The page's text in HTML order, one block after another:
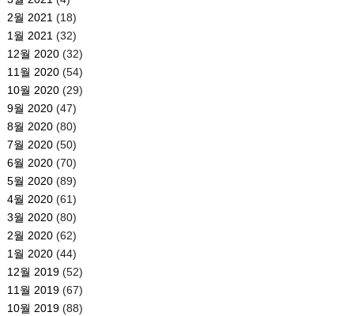
2월 2021 (18)
1월 2021 (32)
12월 2020(32)
11월 2020(54)
10월 2020(29)
9월 2020(47)
8월 2020(80)
7월 2020(50)
6월 2020(70)
5월 2020(89)
4월 2020(61)
3월 2020(80)
2월 2020(62)
1월 2020(44)
12월 2019(52)
11월 2019(67)
10월 2019(88)